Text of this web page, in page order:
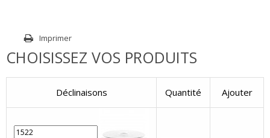
Imprimer
CHOISISSEZ VOS PRODUITS
Déclinaisons Quantité Ajouter